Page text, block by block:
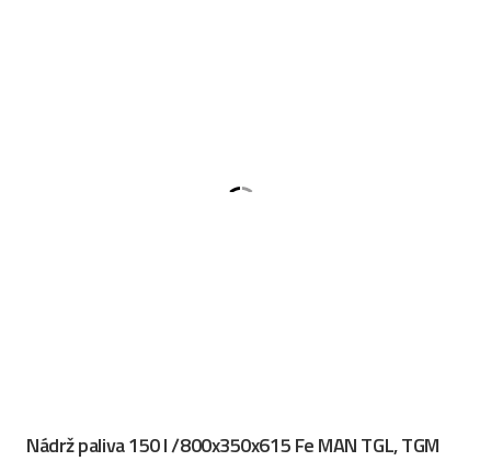
Nádrž paliva 150 l /800x350x615 Fe MAN TGL, TGM